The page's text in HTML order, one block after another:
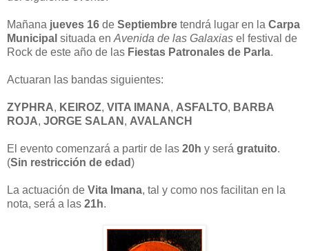
Mañana jueves 16 de Septiembre tendrá lugar en la Carpa
Municipal situada en Avenida de las Galaxias el festival de
Rock de este año de las Fiestas Patronales de Parla.
Actuaran las bandas siguientes:
ZYPHRA, KEIROZ, VITA IMANA, ASFALTO, BARBA
ROJA, JORGE SALAN , AVALANCH
El evento comenzará a partir de las 20h y será gratuito.
(Sin restricción de edad)
La actuación de Vita Imana, tal y como nos facilitan en la
nota, será a las 21h.